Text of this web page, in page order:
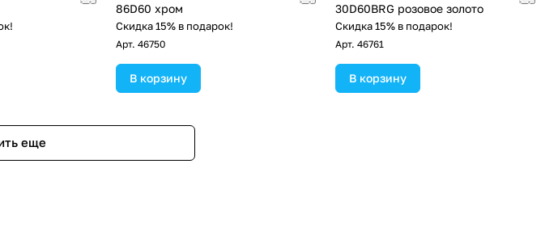
86D60 хром
Скидка 15% в подарок!
Арт. 46750
В корзину
30D60BRG розовое золото
Скидка 15% в подарок!
Арт. 46761
В корзину
еще